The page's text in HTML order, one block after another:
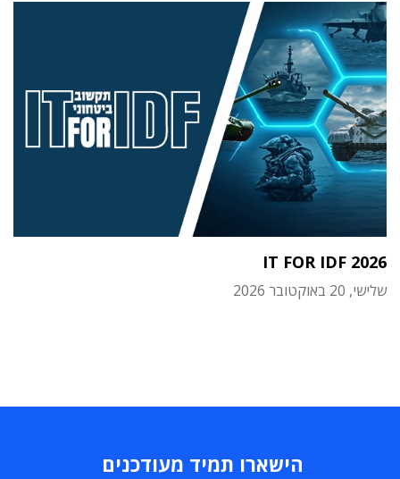
IT FOR IDF 2026
שלישי, 20 באוקטובר 2026
הישארו תמיד מעודכנים